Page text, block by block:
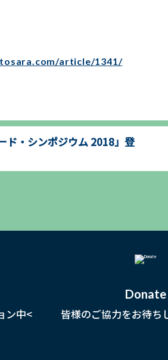
article/1341/
ド・シンポジウム 2018」登
ン中<
Donate
皆様のご協力をお待ち